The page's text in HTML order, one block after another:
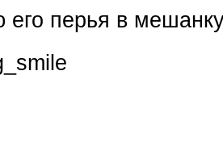
его перья в